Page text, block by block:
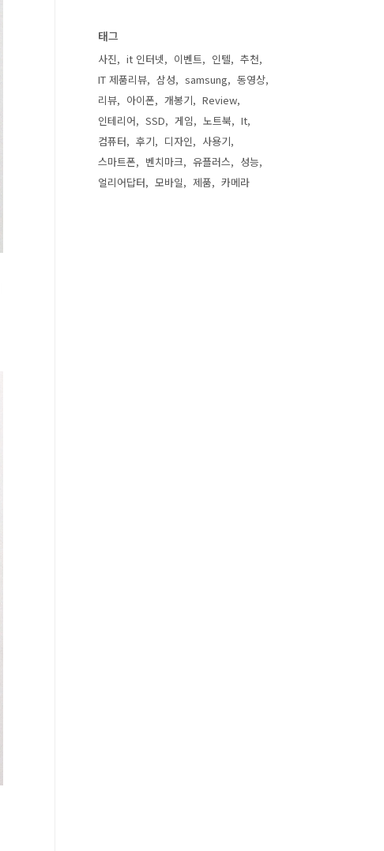
태그
사진 it 인터넷 이벤트 인텔
추천
IT 제품리뷰
삼성 samsung
동영상
리뷰
아이폰 개봉기
Review
인테리어
SSD 게임 노트북
It
컴퓨터
후기 디자인
사용기
스마트폰
벤치마크 유플러스
성능
얼리어답터
모바일 제품 카메라